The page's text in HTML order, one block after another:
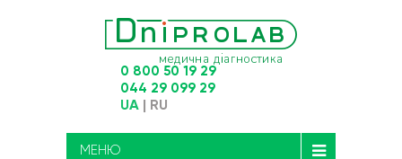
0 800 50 19 29
044 29 099 29
UA RU
МЕНЮ